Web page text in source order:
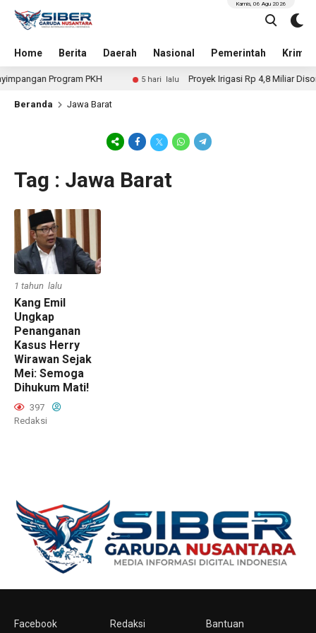
Home Berita Daerah Nasional Pemerintah
Kamis, 06 Agu 2026
Program PKH 5 hari lalu Proyek Irigasi Rp 4,8 Miliar
Beranda Jawa Barat
Tag : Jawa Barat
1 tahun lalu
Kang Emil
Ungkap
Penanganan
Kasus Herry
Wirawan Sejak
Mei: Semoga
Dihukum Mati!
397
Redaksi
Facebook Redaksi Bantuan